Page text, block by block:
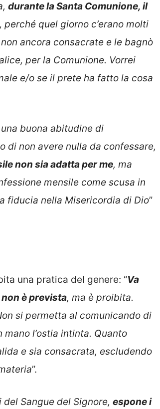
durante la Santa Comunione, il
, perché quel giorno c’erano molti
ancora consacrate e le bagnò
per la Comunione. Vorrei
e/o se il prete ha fatto la cosa
buona abitudine di
di non avere nulla da confessare,
non sia adatta per me, ma
mensile come scusa in
fiducia nella Misericordia di Dio”
una pratica del genere: “Va
è prevista, ma è proibita.
si permetta al comunicando di
l’ostia intinta. Quanto
e sia consacrata, escludendo
”.
Sangue del Signore, espone i